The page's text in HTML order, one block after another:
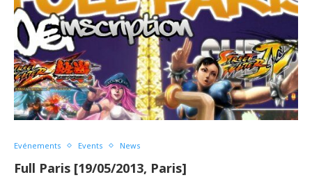
Evénements Events News
Full Paris [19/05/2013, Paris]